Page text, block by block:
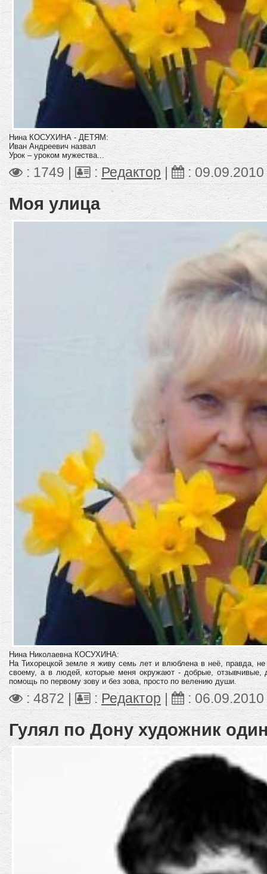
Нина КОСУХИНА - ДЕТЯМ:
Иван Андреевич назвал
Урок – уроком мужества...
: 1749 | : Редактор | : 09.09.2010
Моя улица
Нина Николаевна КОСУХИНА:
На Тихорецкой земле я живу семь лет и влюблена в неё, правда, не
своему, а в людей, которые меня окружают - добрые, отзывчивые,
помощь по первому зову и без зова, просто по велению души.
: 4872 | : Редактор : 06.09.2010
Гулял по Дону художник